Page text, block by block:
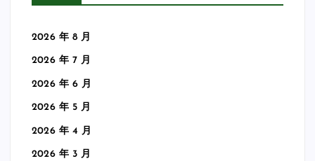
2026 年 8 月
2026 年 7 月
2026 年 6 月
2026 年 5 月
2026 年 4 月
2026 年 3 月